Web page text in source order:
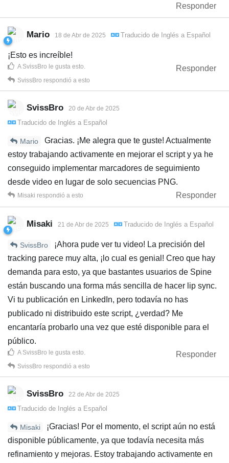
Responder
Mario 18 de Abr de 2025 Traducido de Inglés a Español
¡Esto es increíble!
Responder
A SvissBro le gusta esto.
SvissBro respondió a esto
SvissBro 20 de Abr de 2025
Traducido de Inglés a Español
Mario
Gracias. ¡Me alegra que te guste! Actualmente
estoy trabajando activamente en mejorar el script y ya he
conseguido implementar marcadores de seguimiento
desde video en lugar de solo secuencias PNG.
Responder
Misaki respondió a esto
Misaki 21 de Abr de 2025 Traducido de Inglés a Español
SvissBro
¡Ahora pude ver tu video! La precisión del
tracking parece muy alta, ¡lo cual es genial! Creo que hay
demanda para esto, ya que bastantes usuarios de Spine
están buscando una forma más sencilla de hacer lip sync.
Vi tu publicación en LinkedIn, pero todavía no has
publicado ni distribuido este script, ¿verdad? Me
encantaría probarlo una vez que esté disponible para el
público.
Responder
A SvissBro le gusta esto.
SvissBro respondió a esto
SvissBro 22 de Abr de 2025
Traducido de Inglés a Español
Misaki
¡Gracias! Por el momento, el script aún no está
disponible públicamente, ya que todavía necesita más
refinamiento y mejoras. Estoy trabajando activamente en